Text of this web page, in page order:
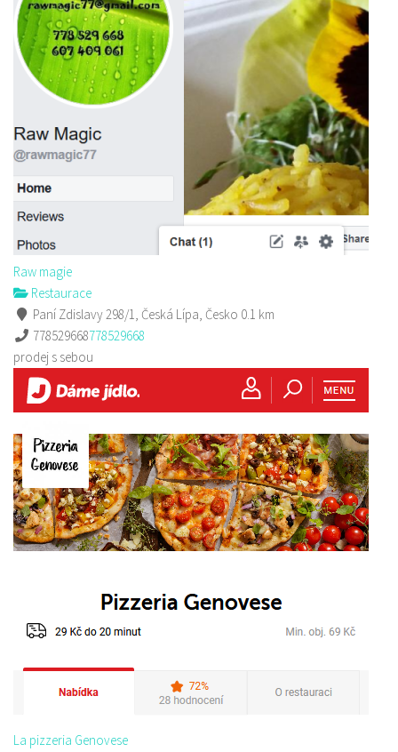
Raw magie
Restaurace
Paní Zdislavy 298/1, Česká Lípa, Česko 0.1 km
778529668778529668
prodej s sebou
La pizzeria Genovese